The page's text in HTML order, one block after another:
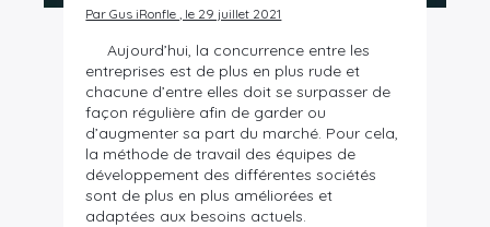
Par Gus iRonfle , le 29 juillet 2021
Aujourd’hui, la concurrence entre les
entreprises est de plus en plus rude et
chacune d’entre elles doit se surpasser de
façon régulière afin de garder ou
d’augmenter sa part du marché. Pour cela,
la méthode de travail des équipes de
développement des différentes sociétés
sont de plus en plus améliorées et
adaptées aux besoins actuels.